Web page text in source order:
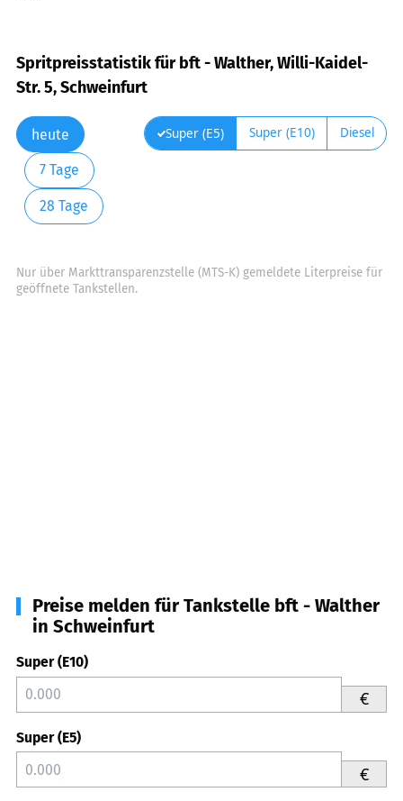
Spritpreisstatistik für bft - Walther, Willi-Kaidel-
Str. 5, Schweinfurt
heute
7 Tage
28 Tage
Super (E5) Super (E10) Diesel
Nur über Markttransparenzstelle (MTS-K) gemeldete Literpreise für
geöffnete Tankstellen.
Preise melden für Tankstelle bft - Walther
in Schweinfurt
Super (E10)
€
Super (E5)
€